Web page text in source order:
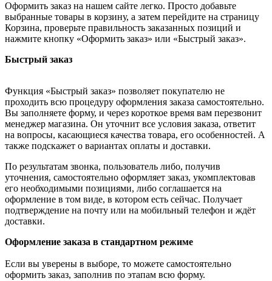
Оформить заказ на нашем сайте легко. Просто добавьте
выбранные товары в корзину, а затем перейдите на страницу
Корзина, проверьте правильность заказанных позиций и
нажмите кнопку «Оформить заказ» или «Быстрый заказ».
Быстрый заказ
Функция «Быстрый заказ» позволяет покупателю не
проходить всю процедуру оформления заказа самостоятельно.
Вы заполняете форму, и через короткое время вам перезвонит
менеджер магазина. Он уточнит все условия заказа, ответит
на вопросы, касающиеся качества товара, его особенностей. А
также подскажет о вариантах оплаты и доставки.
По результатам звонка, пользователь либо, получив
уточнения, самостоятельно оформляет заказ, укомплектовав
его необходимыми позициями, либо соглашается на
оформление в том виде, в котором есть сейчас. Получает
подтверждение на почту или на мобильный телефон и ждёт
доставки.
Оформление заказа в стандартном режиме
Если вы уверены в выборе, то можете самостоятельно
оформить заказ, заполнив по этапам всю форму.